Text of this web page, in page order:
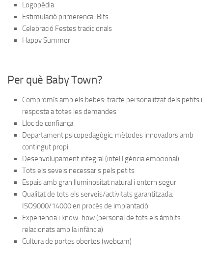
Logopèdia
Estimulació primerenca-Bits
Celebració Festes tradicionals
Happy Summer
Per què Baby Town?
Compromís amb els bebes: tracte personalitzat dels petits i
resposta a totes les demandes
Lloc de confiança
Departament psicopedagògic: mètodes innovadors amb
contingut propi
Desenvolupament integral (intel.ligència emocional)
Tots els seveis necessaris pels petits
Espais amb gran lluminositat natural i entorn segur
Qualitat de tots els serveis/activitats garantitzada:
ISO9000/14000 en procés de implantació
Experiencia i know-how (personal de tots els àmbits
relacionats amb la infància)
Cultura de portes obertes (webcam)